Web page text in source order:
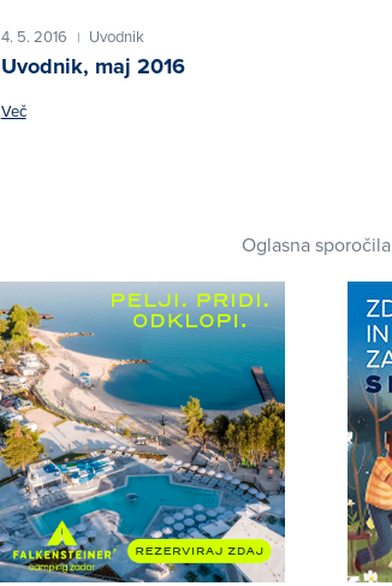
4. 5. 2016 | Uvodnik
Uvodnik, maj 2016
Več
Oglasna sporočila